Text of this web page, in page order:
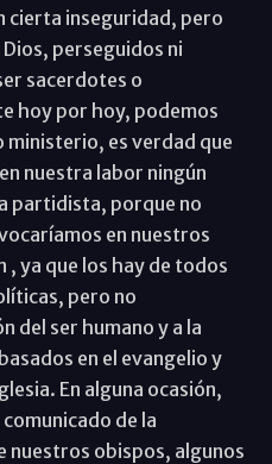
cierta inseguridad, pero
perseguidos ni
sacerdotes o
hoy por hoy, podemos
es verdad que
nuestra labor ningún
partidista, porque no
en nuestros
, ya que los hay de todos
pero no
del ser humano y a la
en el evangelio y
En alguna ocasión,
de la
nuestros obispos, algunos